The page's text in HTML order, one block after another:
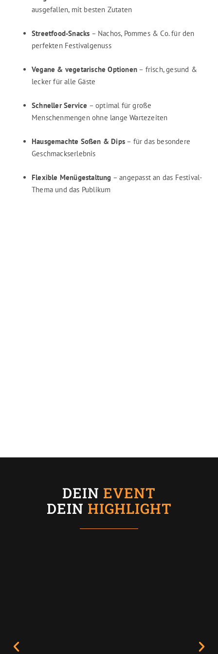
ausgefallen, mit besten Zutaten
Streetfood-Snacks – Nachos, Pommes & Co. für den
perfekten Festivalgenuss
Vegane & vegetarische Optionen – frisch, gesund &
lecker für alle Gäste
Schneller Service – optimal für große
Menschenmengen ohne lange Wartezeiten
Hausgemachte Soßen & Dips – für das besondere
Geschmackserlebnis
Flexible Menügestaltung – angepasst an das Festival-
Thema und das Publikum
DEIN EVENT
DEIN HIGHLIGHT
V N